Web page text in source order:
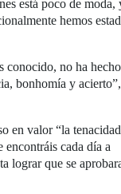
está poco de moda,
hemos
conocido, no ha hecho
bonhomía y acierto”,
en valor “la tenacidad
cada día a
lograr que se